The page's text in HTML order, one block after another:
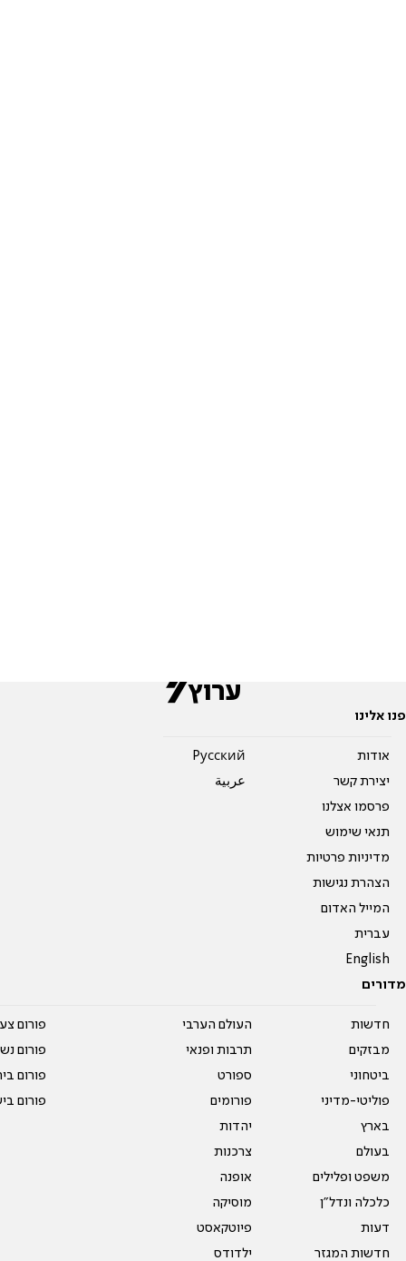
פנו אלינו
אודות
יצירת קשר
פרסמו אצלנו
תנאי שימוש
מדיניות פרטיות
הצהרת נגישות
המייל האדום
עברית
English
Pусский
عربية
מדורים
חדשות
מבזקים
ביטחוני
פוליטי-מדיני
בארץ
בעולם
משפט ופלילים
כלכלה ונדל"ן
דעות
חדשות המגזר
העולם הערבי
תרבות ופנאי
ספורט
פורומים
יהדות
צרכנות
אופנה
מוסיקה
פיוטקאסט
ילדודס
פורום
פורום
פורום
פורום